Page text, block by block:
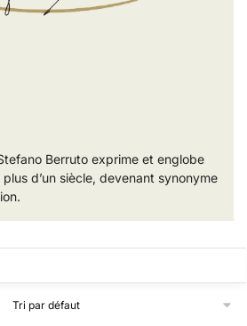
Berruto exprime et englobe
d’un siècle, devenant synonyme